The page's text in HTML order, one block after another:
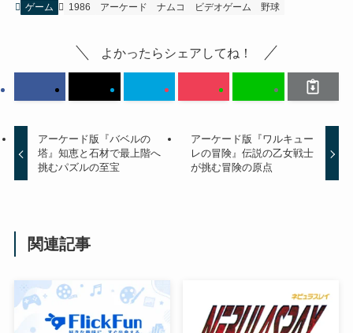
ゲーム 1986 アーケード ナムコ ビデオゲーム 野球
よかったらシェアしてね！
アーケード版『バベルの
塔』知恵と石材で最上階へ
挑むパズルの至宝
アーケード版『ワルキュー
レの冒険』伝説の乙女戦士
が挑む冒険の原点
関連記事